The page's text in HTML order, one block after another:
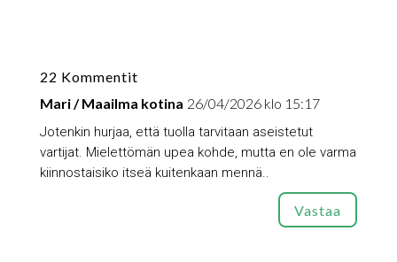
22 Kommentit
Mari / Maailma kotina 26/04/2026 klo 15:17
Jotenkin hurjaa, että tuolla tarvitaan aseistetut
vartijat. Mielettömän upea kohde, mutta en ole varma
kiinnostaisiko itseä kuitenkaan mennä..
Vastaa